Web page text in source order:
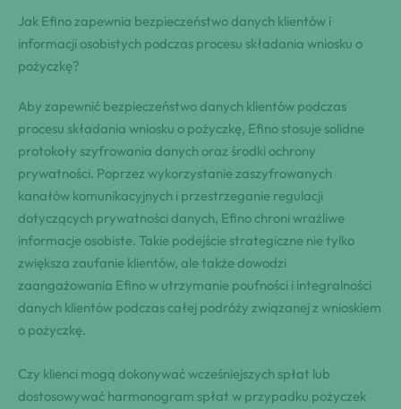
Jak Efino zapewnia bezpieczeństwo danych klientów i
informacji osobistych podczas procesu składania wniosku o
pożyczkę?
Aby zapewnić bezpieczeństwo danych klientów podczas
procesu składania wniosku o pożyczkę, Efino stosuje solidne
protokoły szyfrowania danych oraz środki ochrony
prywatności. Poprzez wykorzystanie zaszyfrowanych
kanałów komunikacyjnych i przestrzeganie regulacji
dotyczących prywatności danych, Efino chroni wrażliwe
informacje osobiste. Takie podejście strategiczne nie tylko
zwiększa zaufanie klientów, ale także dowodzi
zaangażowania Efino w utrzymanie poufności i integralności
danych klientów podczas całej podróży związanej z wnioskiem
o pożyczkę.
Czy klienci mogą dokonywać wcześniejszych spłat lub
dostosowywać harmonogram spłat w przypadku pożyczek